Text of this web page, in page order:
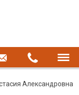
Александровна